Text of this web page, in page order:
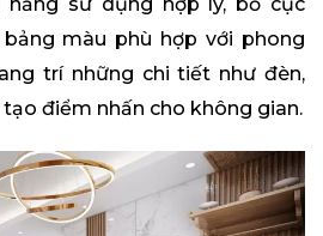
màu phù hợp với phong
trí những chi tiết như đèn,
điểm nhấn cho không gian.